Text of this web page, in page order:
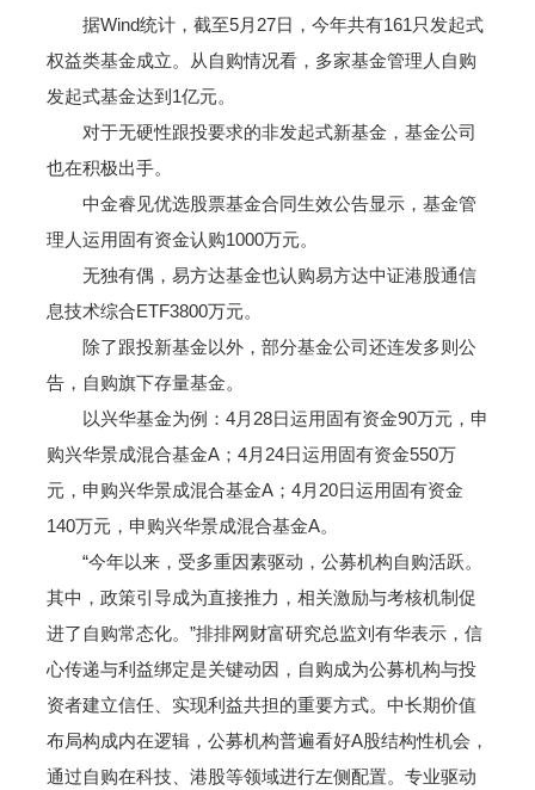
据Wind统计，截至5月27日，今年共有161只发起式
权益类基金成立。从自购情况看，多家基金管理人自购
发起式基金达到1亿元。
对于无硬性跟投要求的非发起式新基金，基金公司
也在积极出手。
中金睿见优选股票基金合同生效公告显示，基金管
理人运用固有资金认购1000万元。
无独有偶，易方达基金也认购易方达中证港股通信
息技术综合ETF3800万元。
除了跟投新基金以外，部分基金公司还连发多则公
告，自购旗下存量基金。
以兴华基金为例：4月28日运用固有资金90万元，申
购兴华景成混合基金A；4月24日运用固有资金550万
元，申购兴华景成混合基金A；4月20日运用固有资金
140万元，申购兴华景成混合基金A。
“今年以来，受多重因素驱动，公募机构自购活跃。
其中，政策引导成为直接推力，相关激励与考核机制促
进了自购常态化。”排排网财富研究总监刘有华表示，信
心传递与利益绑定是关键动因，自购成为公募机构与投
资者建立信任、实现利益共担的重要方式。中长期价值
布局构成内在逻辑，公募机构普遍看好A股结构性机会，
通过自购在科技、港股等领域进行左侧配置。专业驱动